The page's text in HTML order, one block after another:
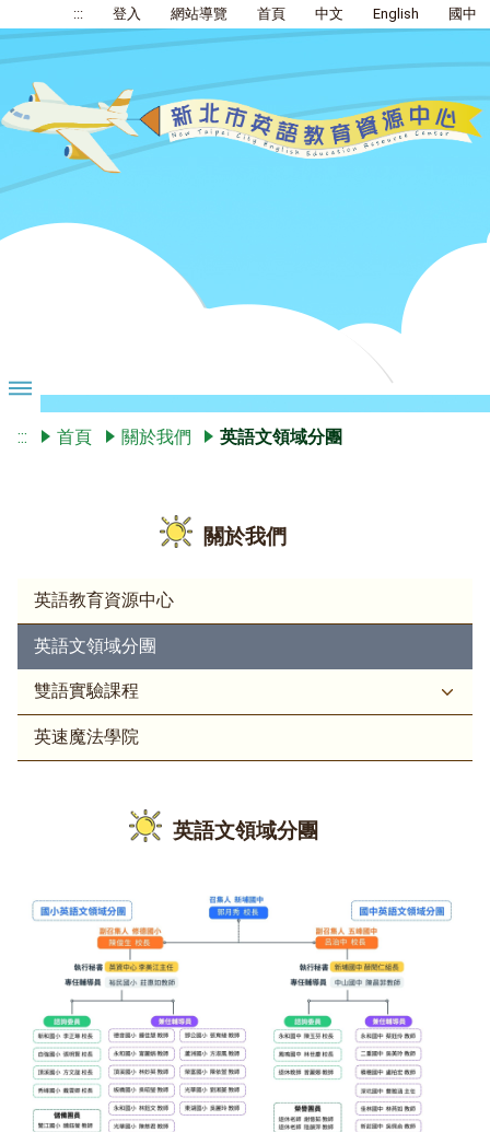
::: 登入 網站導覽 首頁 中文 English 國中
::: 首頁 關於我們 英語文領域分團
關於我們
英語教育資源中心
英語文領域分團
雙語實驗課程
英速魔法學院
英語文領域分團